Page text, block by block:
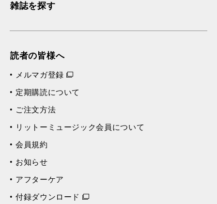
雑誌を探す
読者の皆様へ
メルマガ登録
定期購読について
ご注文方法
リットーミュージック会員について
会員規約
お知らせ
アフターケア
付録ダウンロード